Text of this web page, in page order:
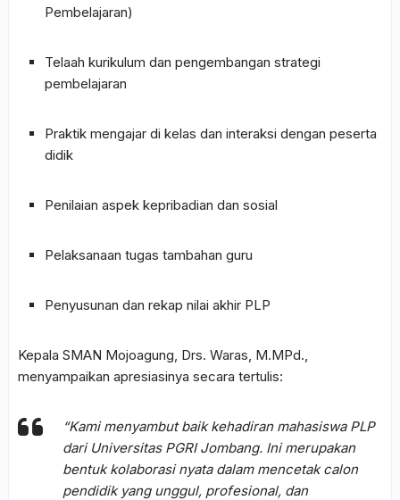
Pembelajaran)
Telaah kurikulum dan pengembangan strategi
pembelajaran
Praktik mengajar di kelas dan interaksi dengan peserta
didik
Penilaian aspek kepribadian dan sosial
Pelaksanaan tugas tambahan guru
Penyusunan dan rekap nilai akhir PLP
Kepala SMAN Mojoagung, Drs. Waras, M.MPd.,
menyampaikan apresiasinya secara tertulis:
“Kami menyambut baik kehadiran mahasiswa PLP
dari Universitas PGRI Jombang. Ini merupakan
bentuk kolaborasi nyata dalam mencetak calon
pendidik yang unggul, profesional, dan